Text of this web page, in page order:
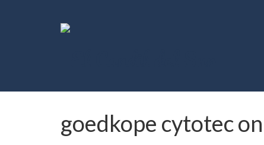
goedkope cytotec